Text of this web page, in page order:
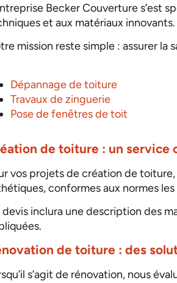
Becker Couverture s’est
et aux matériaux innovants.
mission reste simple : assurer
Dépannage de toiture
Travaux de zinguerie
Pose de fenêtres de toit
de toiture : un service
vos projets de création de
conformes aux normes
devis inclura une description des
de toiture : des
s’agit de rénovation, nous